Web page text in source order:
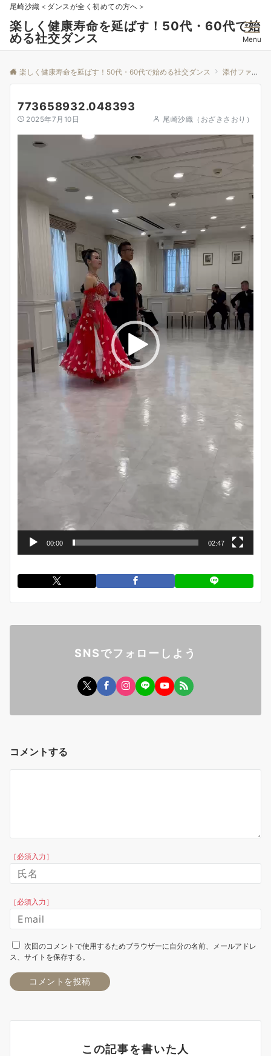
尾崎沙織＜ダンスが全く初めての方へ＞
楽しく健康寿命を延ばす！50代・60代で始
める社交ダンス
Menu
楽しく健康寿命を延ばす！50代・60代で始める社交ダンス 添付ファイル
773658932.048393
2025年7月10日 尾崎沙織（おざきさおり）
ヤ
ー
00:00 02:47
SNSでフォローしよう
コメントする
［必須入力］
［必須入力］
次回のコメントで使用するためブラウザーに自分の名前、メールアドレ
ス、サイトを保存する。
この記事を書いた人